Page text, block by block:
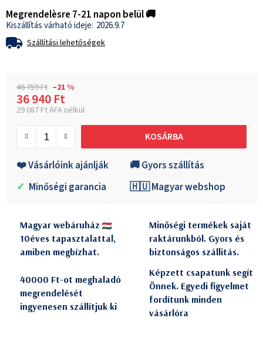
Megrendelèsre 7-21 napon belül 🚚
2026.9.7
Szállítási lehetőségek
46 759 Ft –21 %
36 940 Ft
29 087 Ft ÁFA nélkül
KOSÁRBA
❤️ Vásárlóink ajánlják
🚚 Gyors szállítás
✓ Minőségi garancia 🇭🇺 Magyar webshop
Magyar webáruház
10éves tapasztalattal,
amiben megbízhat.
Minőségi termékek saját
raktárunkból. Gyors és
biztonságos szállitás.
40000 Ft-ot meghaladó
megrendelését
ingyenesen szállítjuk ki
Képzett csapatunk segít
Önnek. Egyedi figyelmet
fordítunk minden
vásárlóra